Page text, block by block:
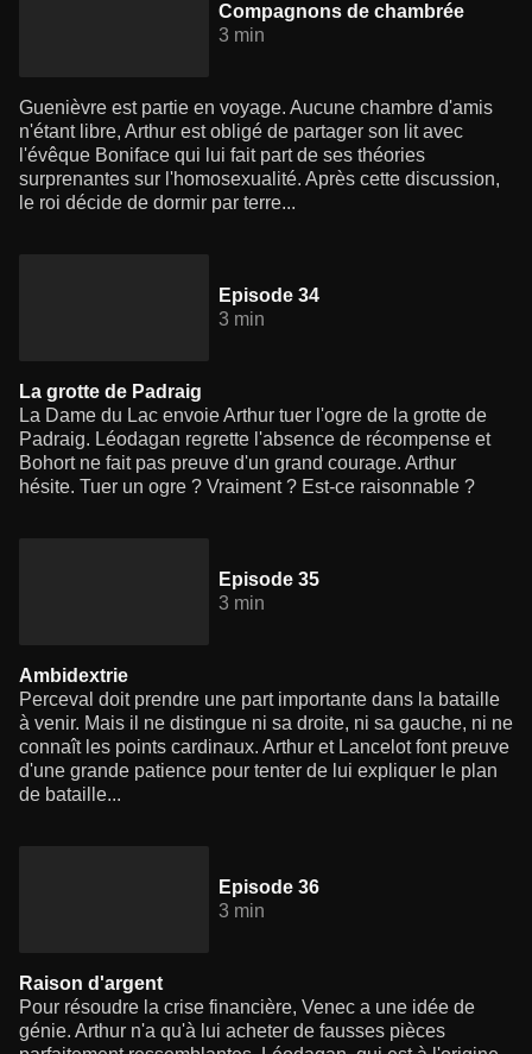
Compagnons de chambrée
3 min
Guenièvre est partie en voyage. Aucune chambre d'amis
n'étant libre, Arthur est obligé de partager son lit avec
l'évêque Boniface qui lui fait part de ses théories
surprenantes sur l'homosexualité. Après cette discussion,
le roi décide de dormir par terre...
Episode 34
3 min
La grotte de Padraig
La Dame du Lac envoie Arthur tuer l'ogre de la grotte de
Padraig. Léodagan regrette l'absence de récompense et
Bohort ne fait pas preuve d'un grand courage. Arthur
hésite. Tuer un ogre ? Vraiment ? Est-ce raisonnable ?
Episode 35
3 min
Ambidextrie
Perceval doit prendre une part importante dans la bataille
à venir. Mais il ne distingue ni sa droite, ni sa gauche, ni ne
connaît les points cardinaux. Arthur et Lancelot font preuve
d'une grande patience pour tenter de lui expliquer le plan
de bataille...
Episode 36
3 min
Raison d'argent
Pour résoudre la crise financière, Venec a une idée de
génie. Arthur n'a qu'à lui acheter de fausses pièces